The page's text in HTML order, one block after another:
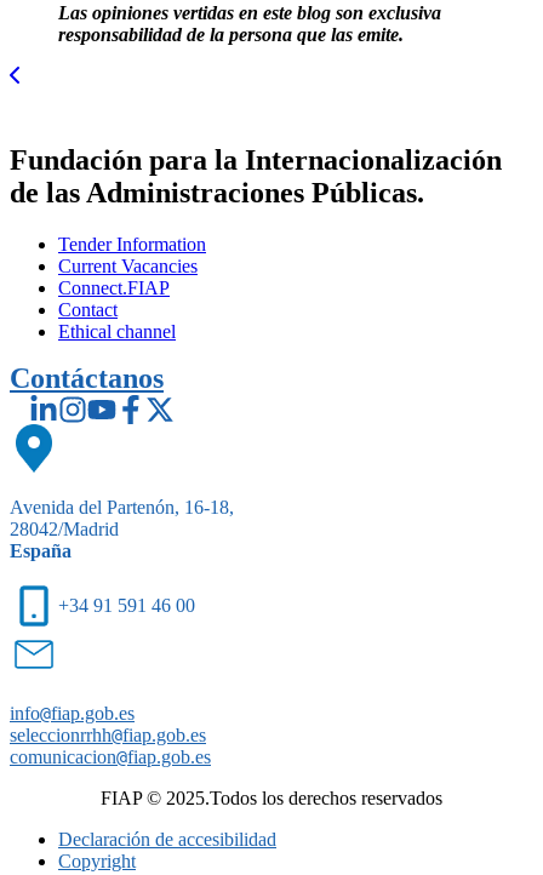
Las opiniones vertidas en este blog son exclusiva
responsabilidad de la persona que las emite.
Fundación para la Internacionalización
de las Administraciones Públicas.
Tender Information
Current Vacancies
Connect.FIAP
Contact
Ethical channel
Contáctanos
Avenida del Partenón, 16-18,
28042/Madrid
España
+34 91 591 46 00
info@fiap.gob.es
seleccionrrhh@fiap.gob.es
comunicacion@fiap.gob.es
FIAP © 2025.Todos los derechos reservados
Declaración de accesibilidad
Copyright